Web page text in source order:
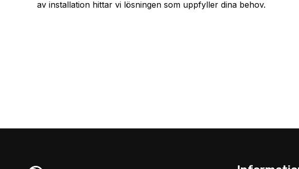
av installation hittar vi lösningen som uppfyller dina behov.